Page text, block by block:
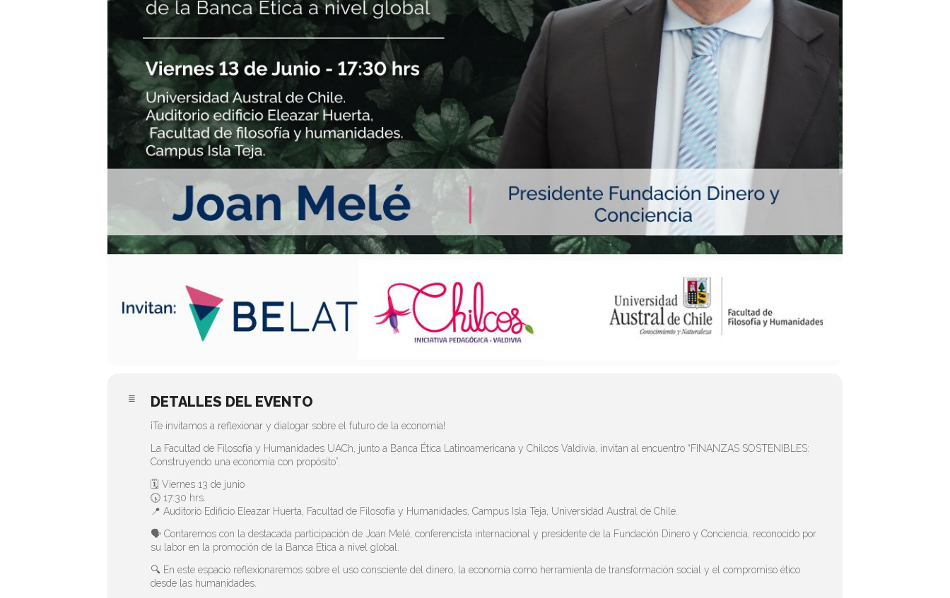
DETALLES DEL EVENTO
¡Te invitamos a reflexionar y dialogar sobre el futuro de la economía!
La Facultad de Filosofía y Humanidades UACh, junto a Banca Ética Latinoamericana y Chilcos Valdivia, invitan al encuentro “FINANZAS SOSTENIBLES:
Construyendo una economía con propósito”.
🗓 Viernes 13 de junio
🕠 17:30 hrs.
📍 Auditorio Edificio Eleazar Huerta, Facultad de Filosofía y Humanidades, Campus Isla Teja, Universidad Austral de Chile.
🗣 Contaremos con la destacada participación de Joan Melé, conferencista internacional y presidente de la Fundación Dinero y Conciencia, reconocido por
su labor en la promoción de la Banca Ética a nivel global.
🔍 En este espacio reflexionaremos sobre el uso consciente del dinero, la economía como herramienta de transformación social y el compromiso ético
desde las humanidades.